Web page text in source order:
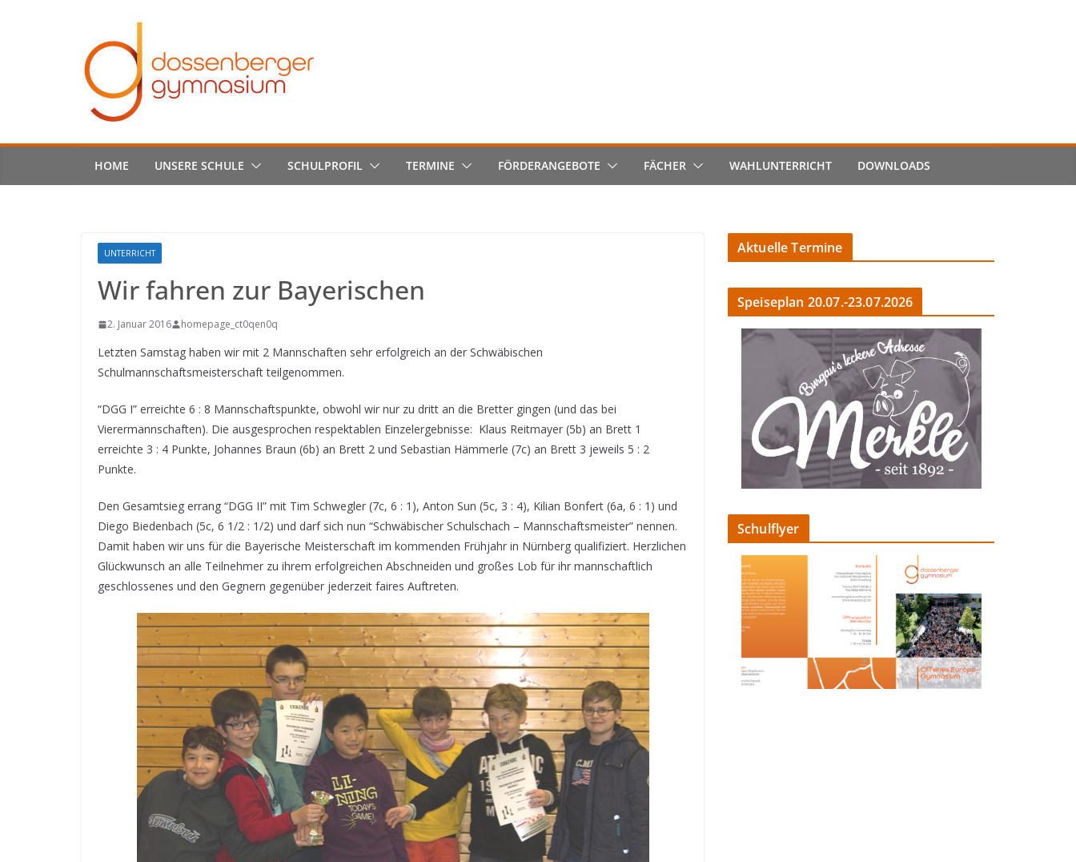
HOME UNSERE SCHULE SCHULPROFIL TERMINE FÖRDERANGEBOTE FÄCHER WAHLUNTERRICHT DOWNLOADS
UNTERRICHT
Wir fahren zur Bayerischen
2. Januar 2016 homepage_ct0qen0q
Letzten Samstag haben wir mit 2 Mannschaften sehr erfolgreich an der Schwäbischen
Schulmannschaftsmeisterschaft teilgenommen.
“DGG I” erreichte 6 : 8 Mannschaftspunkte, obwohl wir nur zu dritt an die Bretter gingen (und das bei
Vierermannschaften). Die ausgesprochen respektablen Einzelergebnisse: Klaus Reitmayer (5b) an Brett 1
erreichte 3 : 4 Punkte, Johannes Braun (6b) an Brett 2 und Sebastian Hämmerle (7c) an Brett 3 jeweils 5 : 2
Punkte.
Den Gesamtsieg errang “DGG II” mit Tim Schwegler (7c, 6 : 1), Anton Sun (5c, 3 : 4), Kilian Bonfert (6a, 6 : 1) und
Diego Biedenbach (5c, 6 1/2 : 1/2) und darf sich nun “Schwäbischer Schulschach – Mannschaftsmeister” nennen.
Damit haben wir uns für die Bayerische Meisterschaft im kommenden Frühjahr in Nürnberg qualifiziert. Herzlichen
Glückwunsch an alle Teilnehmer zu ihrem erfolgreichen Abschneiden und großes Lob für ihr mannschaftlich
geschlossenes und den Gegnern gegenüber jederzeit faires Auftreten.
Aktuelle Termine
Speiseplan 20.07.-23.07.2026
Schulflyer